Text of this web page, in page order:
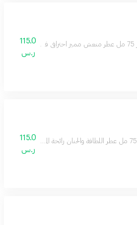
115.0
ر.س
115.0
ر.س